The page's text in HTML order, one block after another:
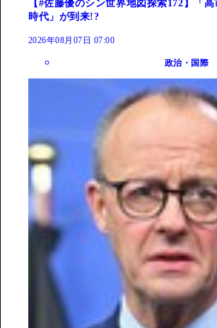
【#佐藤優のシン世界地図探索172】「
時代」が到来!?
2026年08月07日 07:00
政治・国際